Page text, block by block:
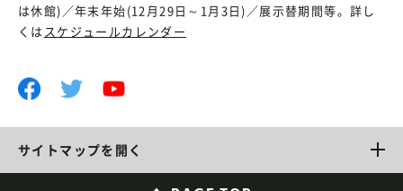
は休館)／年末年始(12月29日～1月3日)／展示替期間等。詳し
くは スケジュールカレンダー
サイトマップを開く